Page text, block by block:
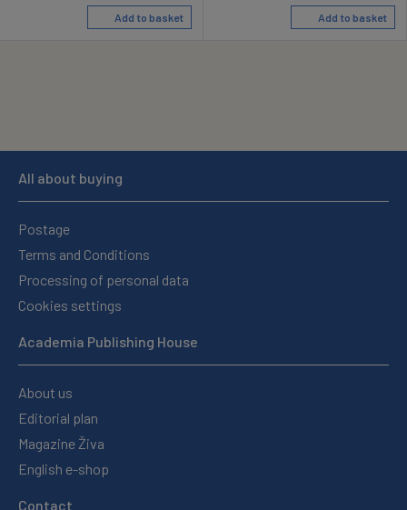
Add to basket Add to basket
All about buying
Postage
Terms and Conditions
Processing of personal data
Cookies settings
Academia Publishing House
About us
Editorial plan
Magazine Živa
English e-shop
Contact